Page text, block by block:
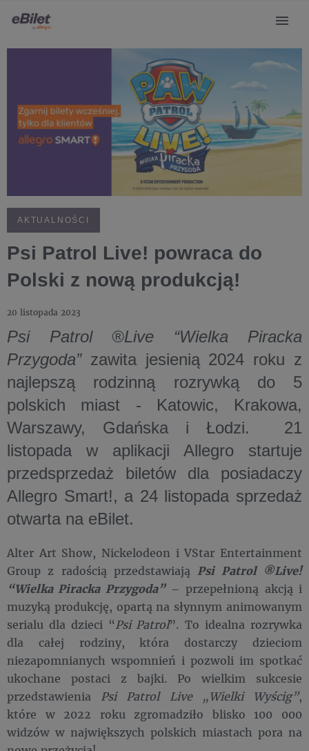
AKTUALNOŚCI
Psi Patrol Live! powraca do
Polski z nową produkcją!
20 listopada 2023
Psi Patrol ®Live “Wielka Piracka
Przygoda”zawita jesienią 2024 roku z
najlepszą rodzinną rozrywką do 5
polskich miast - Katowic, Krakowa,
Warszawy, Gdańska i Łodzi. 21
listopada w aplikacji Allegro startuje
przedsprzedaż biletów dla posiadaczy
Allegro Smart!, a 24 listopada sprzedaż
otwarta na eBilet.
Alter Art Show, Nickelodeon i VStar Entertainment
Group z radością przedstawiają Psi Patrol ®Live!
“Wielka Piracka Przygoda”– przepełnioną akcją i
muzyką produkcję, opartą na słynnym animowanym
serialu dla dzieci “Psi Patrol”. To idealna rozrywka
dla całej rodziny, która dostarczy dzieciom
niezapomnianych wspomnień i pozwoli im spotkać
ukochane postaci z bajki. Po wielkim sukcesie
przedstawienia Psi Patrol Live „Wielki Wyścig”,
które w 2022 roku zgromadziło blisko 100 000
widzów w największych polskich miastach pora na